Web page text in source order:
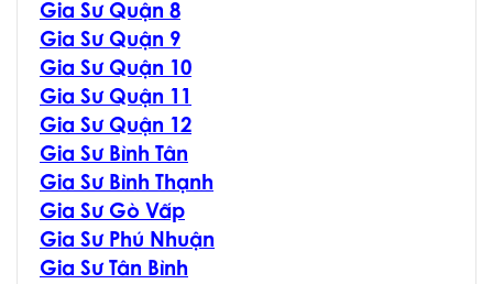
Gia Sư Quận 8
Gia Sư Quận 9
Gia Sư Quận 10
Gia Sư Quận 11
Gia Sư Quận 12
Gia Sư Bình Tân
Gia Sư Bình Thạnh
Gia Sư Gò Vấp
Gia Sư Phú Nhuận
Gia Sư Tân Bình